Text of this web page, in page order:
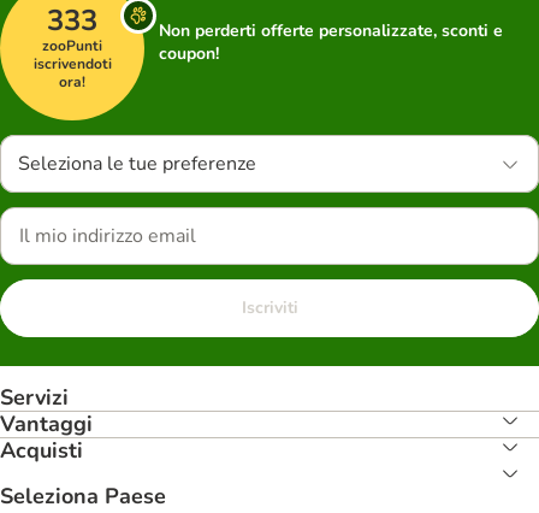
333
zooPunti
iscrivendoti
ora!
Non perderti offerte personalizzate, sconti e
coupon!
Seleziona le tue preferenze
Iscriviti
Servizi
Vantaggi
Acquisti
Seleziona Paese